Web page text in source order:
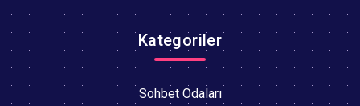
Kategoriler
Sohbet Odaları